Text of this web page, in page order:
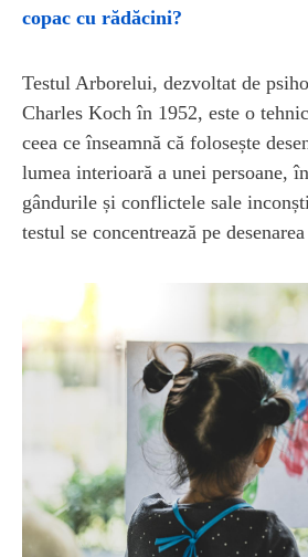
copac cu rădăcini?
Testul Arborelui, dezvoltat de
Charles Koch în 1952, este o
ceea ce înseamnă că folosește
lumea interioară a unei persoane,
gândurile și conflictele sale
testul se concentrează pe